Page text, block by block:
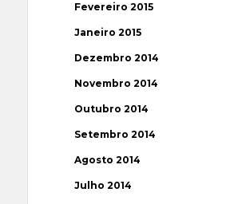
Fevereiro 2015
Janeiro 2015
Dezembro 2014
Novembro 2014
Outubro 2014
Setembro 2014
Agosto 2014
Julho 2014